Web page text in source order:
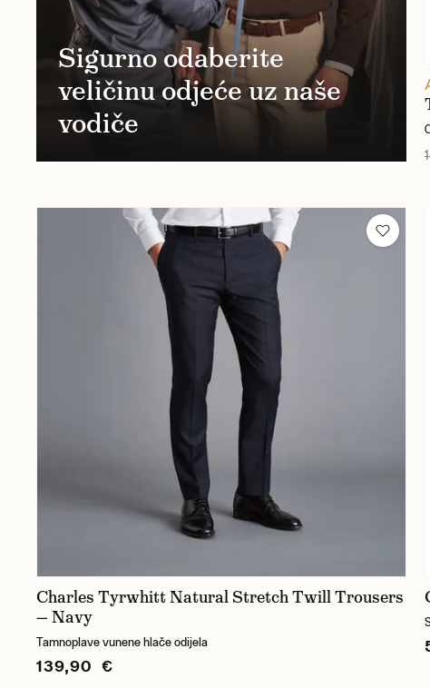
Sigurno odaberite
veličinu odjeće uz naše
vodiče
Charles Tyrwhitt Natural Stretch Twill Trousers
— Navy
Tamnoplave vunene hlače odijela
139,90 €